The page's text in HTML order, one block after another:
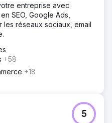
numérique en
de l'expérience
Réorganisation du site
données pour
le but d'augmenter la
conversion.
de 108 % pour atteindre
performances de
entreprise avec
SEO, Google Ads,
réseaux sociaux, email
+58
+18
5